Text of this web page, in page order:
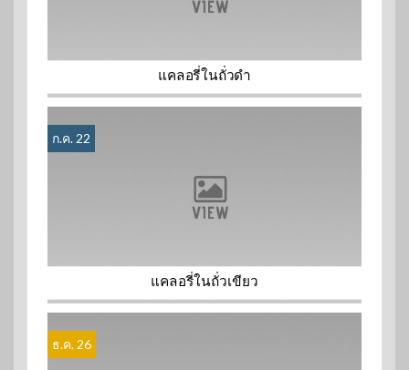
แคลอรี่ในถั่วดำ
ก.ค. 22
แคลอรี่ในถั่วเขียว
ธ.ค. 26